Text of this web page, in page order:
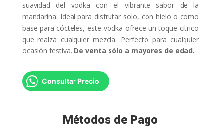
suavidad del vodka con el vibrante sabor de la
mandarina. Ideal para disfrutar solo, con hielo o como
base para cócteles, este vodka ofrece un toque cítrico
que realza cualquier mezcla. Perfecto para cualquier
ocasión festiva. De venta sólo a mayores de edad.
Consultar Precio
Métodos de Pago